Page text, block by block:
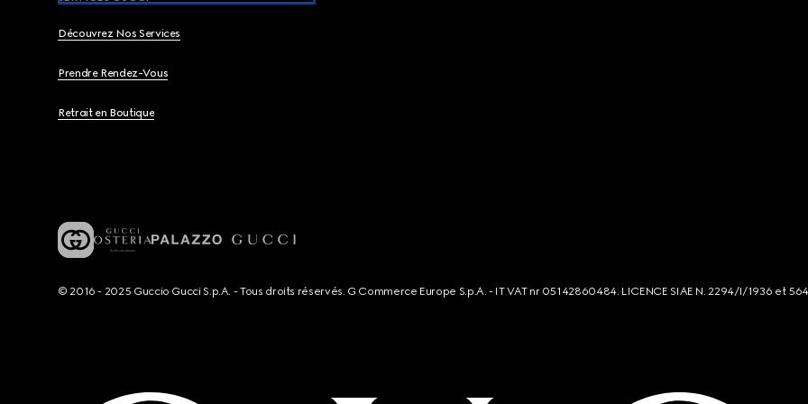
Découvrez Nos Services
Prendre Rendez-Vous
Retrait en Boutique
© 2016 - 2025 Guccio Gucci S.p.A. - Tous droits réservés. G Commerce Europe S.p.A. - IT VAT nr 05142860484. LICENCE SIAE N. 2294/I/1936 et